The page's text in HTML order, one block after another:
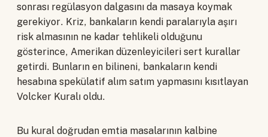
sonrası regülasyon dalgasını da masaya koymak
gerekiyor. Kriz, bankaların kendi paralarıyla aşırı
risk almasının ne kadar tehlikeli olduğunu
gösterince, Amerikan düzenleyicileri sert kurallar
getirdi. Bunların en bilineni, bankaların kendi
hesabına spekülatif alım satım yapmasını kısıtlayan
Volcker Kuralı oldu.
Bu kural doğrudan emtia masalarının kalbine